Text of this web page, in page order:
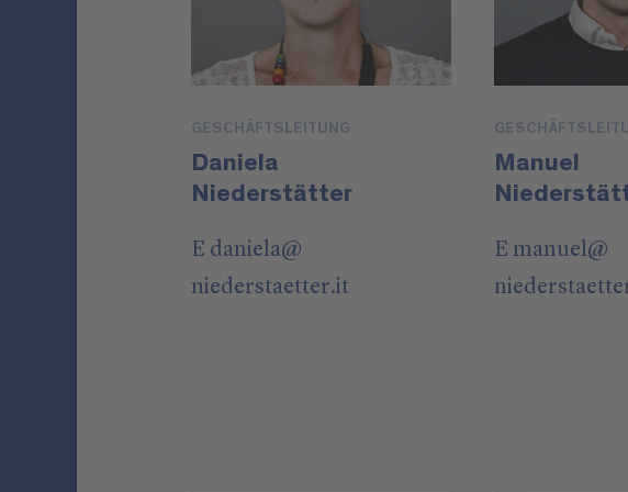
GESCHÄFTSLEITUNG
Daniela
Niederstätter
E daniela@
niederstaetter.it
Manuel
E manuel@